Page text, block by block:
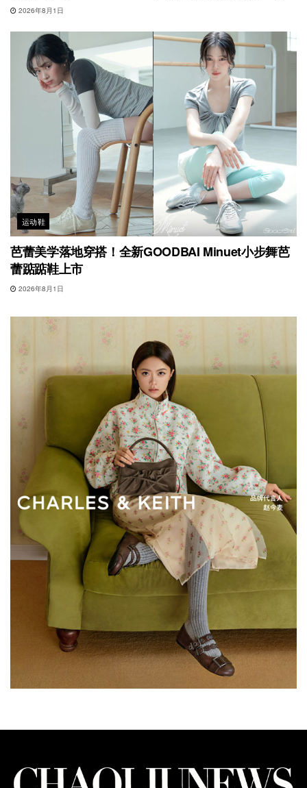
2026年8月1日
运动鞋
芭蕾美学落地穿搭！全新GOODBAI Minuet小步舞芭
蕾踮踮鞋上市
2026年8月1日